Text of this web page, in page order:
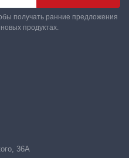
получать ранние предложения
продуктах.
36А